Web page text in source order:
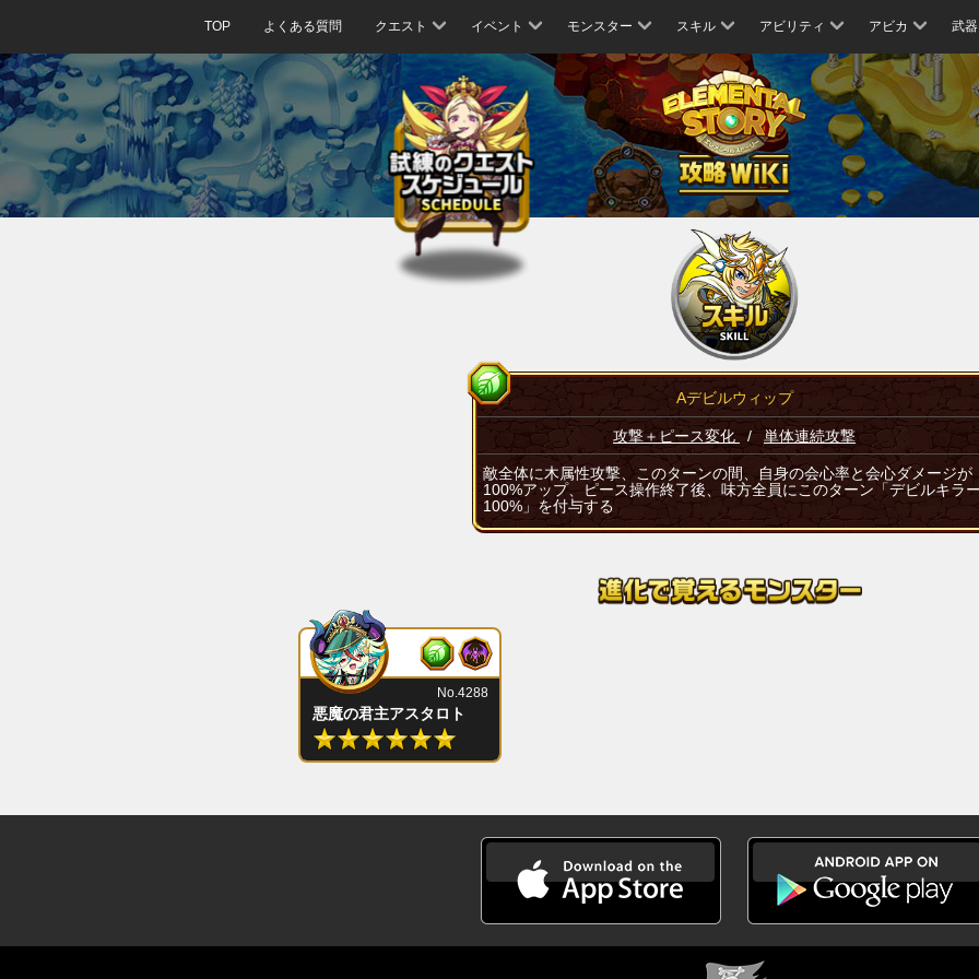
TOP よくある質問 クエスト イベント モンスター スキル アビリティ アビカ 武器
Aデビルウィップ
攻撃＋ピース変化 / 単体連続攻撃
敵全体に木属性攻撃、このターンの間、自身の会心率と会心ダメージが
100%アップ、ピース操作終了後、味方全員にこのターン「デビルキラ
100%」を付与する
悪魔の君主アスタロト
No.4288